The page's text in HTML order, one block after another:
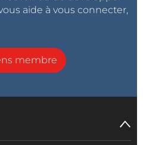
aide à vous connecter,
membre